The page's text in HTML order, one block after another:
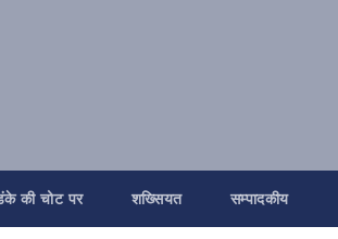
की चोट पर शख्सियत सम्पादकीय